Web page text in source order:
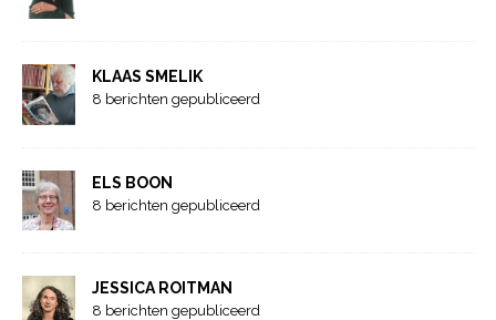
KLAAS SMELIK
8 berichten gepubliceerd
ELS BOON
8 berichten gepubliceerd
JESSICA ROITMAN
8 berichten gepubliceerd